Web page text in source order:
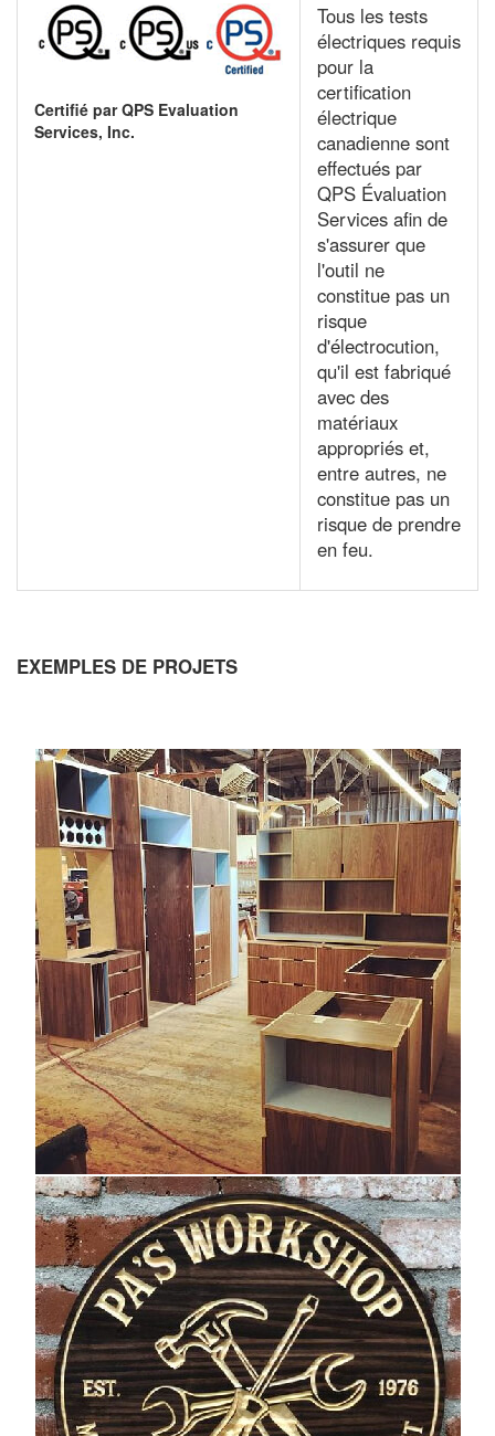
Certifié par QPS Evaluation
Services, Inc.
Tous les tests
électriques requis
pour la
certification
électrique
canadienne sont
effectués par
QPS Évaluation
Services afin de
s'assurer que
l'outil ne
constitue pas un
risque
d'électrocution,
qu'il est fabriqué
avec des
matériaux
appropriés et,
entre autres, ne
constitue pas un
risque de prendre
en feu.
EXEMPLES DE PROJETS